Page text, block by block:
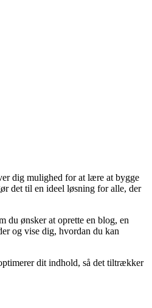
dig mulighed for at lære at bygge
det til en ideel løsning for alle, der
du ønsker at oprette en blog, en
og vise dig, hvordan du kan
dit indhold, så det tiltrækker